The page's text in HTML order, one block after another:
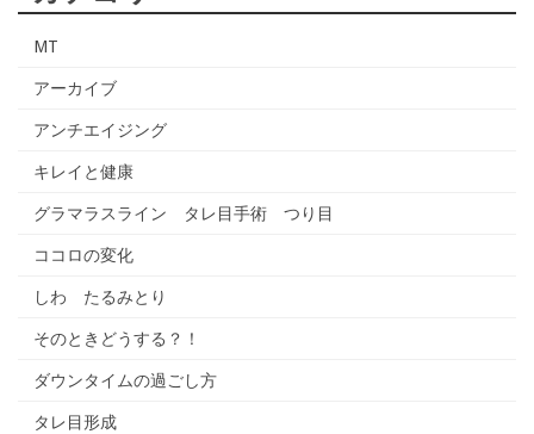
MT
アーカイブ
アンチエイジング
キレイと健康
グラマラスライン タレ目手術 つり目
ココロの変化
しわ たるみとり
そのときどうする？！
ダウンタイムの過ごし方
タレ目形成